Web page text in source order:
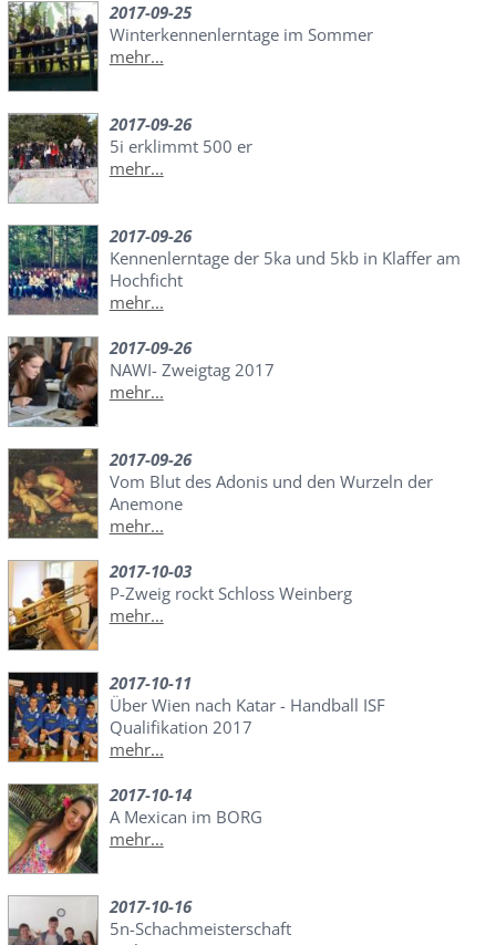
2017-09-25
Winterkennenlerntage im Sommer
mehr...
2017-09-26
5i erklimmt 500 er
mehr...
2017-09-26
Kennenlerntage der 5ka und 5kb in Klaffer am
Hochficht
mehr...
2017-09-26
NAWI- Zweigtag 2017
mehr...
2017-09-26
Vom Blut des Adonis und den Wurzeln der
Anemone
mehr...
2017-10-03
P-Zweig rockt Schloss Weinberg
mehr...
2017-10-11
Über Wien nach Katar - Handball ISF
Qualifikation 2017
mehr...
2017-10-14
A Mexican im BORG
mehr...
2017-10-16
5n-Schachmeisterschaft